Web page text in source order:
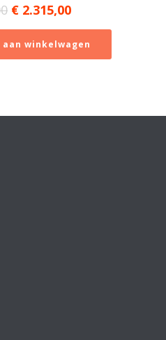
Oorspronkelijke
prijs
was:
€ 3.472,00.
€ 2.315,00Huidige
prijs
is:
€ 2.315,00.
aan winkelwagen